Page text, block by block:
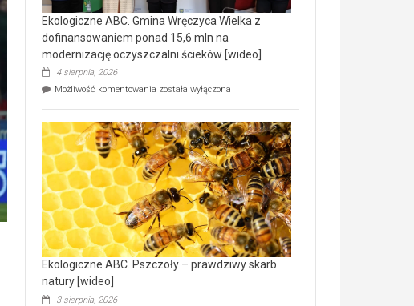
Ekologiczne ABC. Gmina Wręczyca Wielka z
dofinansowaniem ponad 15,6 mln na
modernizację oczyszczalni ścieków [wideo]
4 sierpnia, 2026
Możliwość komentowania Ekologiczne
Wręczyca
Wielka
z
dofinansowaniem
ponad
15,6
mln
na
modernizację
oczyszczalni
ścieków
[wideo]
została wyłączona
Ekologiczne ABC. Pszczoły – prawdziwy skarb
natury [wideo]
3 sierpnia, 2026